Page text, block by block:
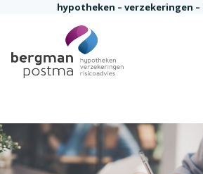
Ga naar de inhoudhypotheken – verzekeringen